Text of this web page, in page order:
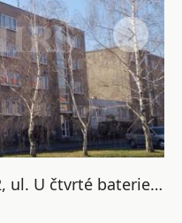
Prodej bytu 2+1, DV, 46m2, ul. U čtvrté baterie 1958/3, Praha 6 Břevnov